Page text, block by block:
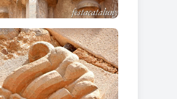
unaportaladaobra de
cornisa rematada per una
Joaquim Raspall amb una
Emili Sala Cortés, autor de